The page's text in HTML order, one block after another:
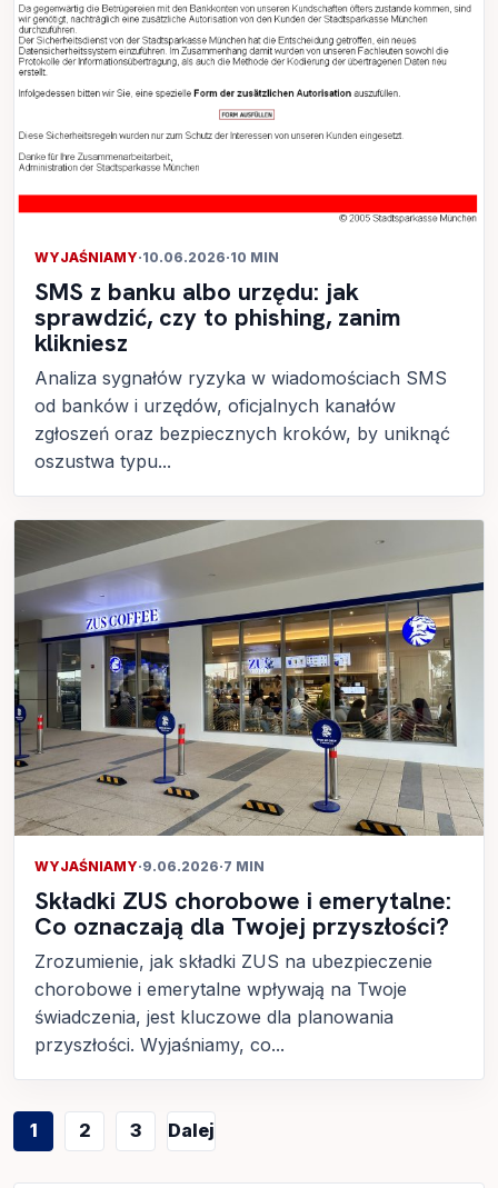
WYJAŚNIAMY·10.06.2026·10 MIN
SMS z banku albo urzędu: jak
sprawdzić, czy to phishing, zanim
klikniesz
Analiza sygnałów ryzyka w wiadomościach SMS
od banków i urzędów, oficjalnych kanałów
zgłoszeń oraz bezpiecznych kroków, by uniknąć
oszustwa typu...
WYJAŚNIAMY·9.06.2026·7 MIN
Składki ZUS chorobowe i emerytalne:
Co oznaczają dla Twojej przyszłości?
Zrozumienie, jak składki ZUS na ubezpieczenie
chorobowe i emerytalne wpływają na Twoje
świadczenia, jest kluczowe dla planowania
przyszłości. Wyjaśniamy, co...
Stronicowanie
1 2 3 Dalej